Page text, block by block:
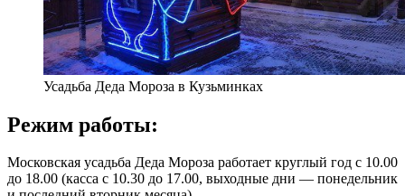
Усадьба Деда Мороза в Кузьминках
Режим работы:
Московская усадьба Деда Мороза работает круглый год с 10.00
до 18.00 (касса с 10.30 до 17.00, выходные дни — понедельник